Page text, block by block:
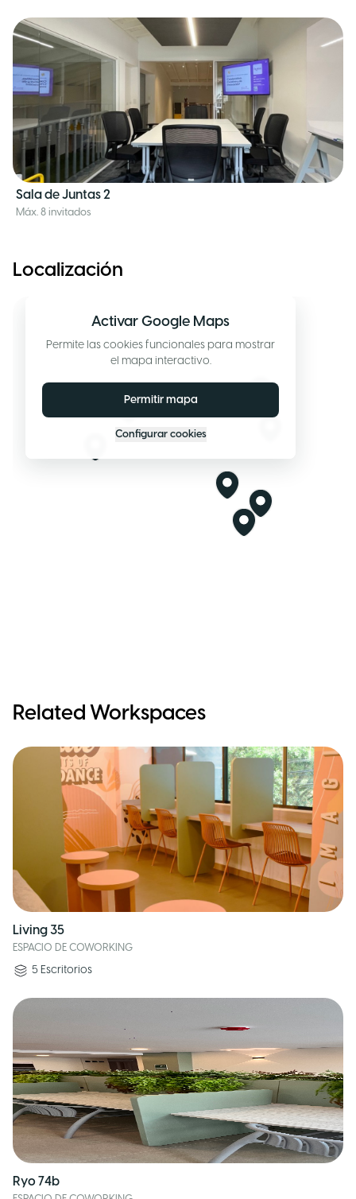
Sala de Juntas 2
Máx. 8 invitados
Localización
Activar Google Maps
Permite las cookies funcionales para mostrar
el mapa interactivo.
Permitir mapa
Configurar cookies
Related Workspaces
Living 35
ESPACIO DE COWORKING
5 Escritorios
Ryo 74b